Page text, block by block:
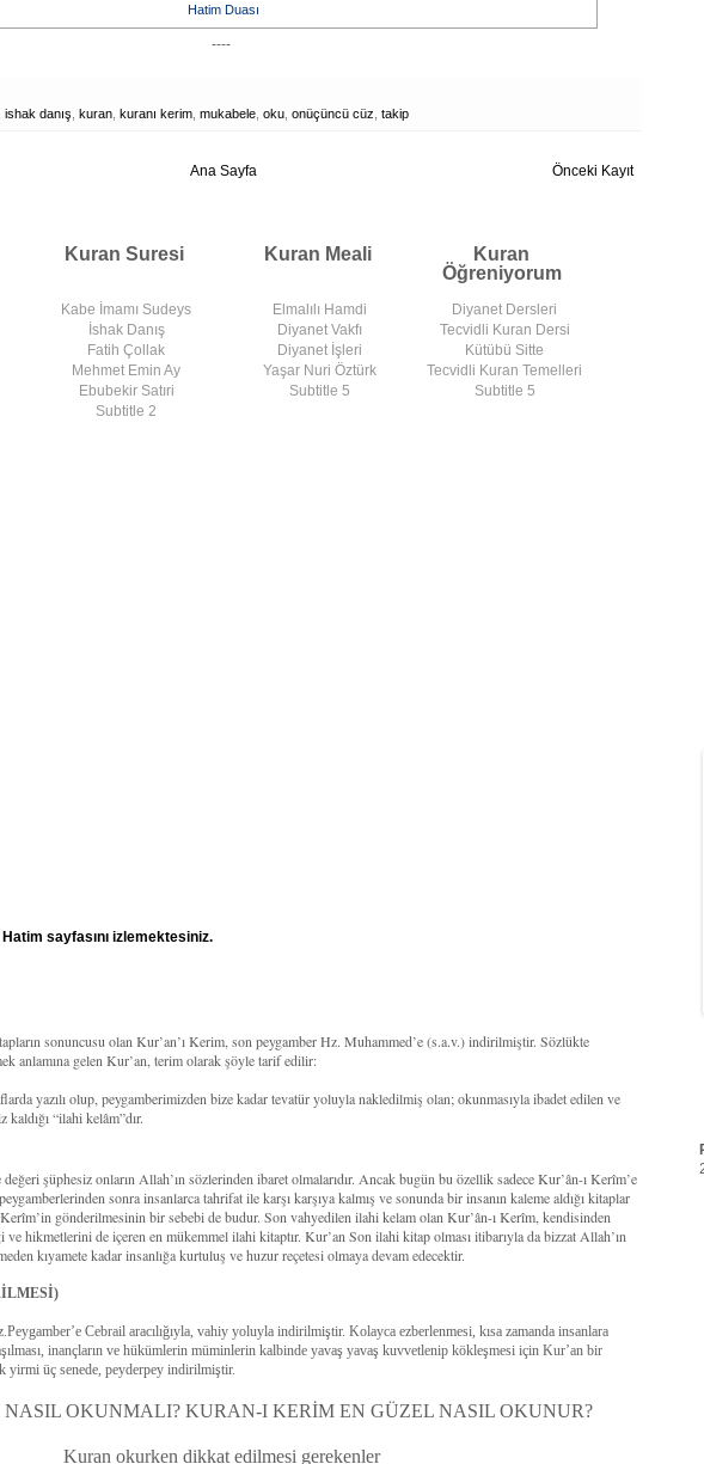
Hatim Duası
----
ishak danış kuran kuranı kerim mukabele oku onüçüncü cüz takip
Önceki Kayıt
Ana Sayfa
Kuran Suresi Kuran Meali
Kuran
Öğreniyorum
Kabe İmamı Sudeys
İshak Danış
Fatih Çollak
Mehmet Emin Ay
Ebubekir Satıri
Subtitle 2
Elmalılı Hamdi
Diyanet Vakfı
Diyanet İşleri
Yaşar Nuri Öztürk
Subtitle 5
Diyanet Dersleri
Tecvidli Kuran Dersi
Kütübü Sitte
Tecvidli Kuran Temelleri
Subtitle 5
sayfasını izlemektesiniz.
sonuncusu olan Kur’an’ı Kerim, son peygamber Hz. Muhammed’e (s.a.v.) indirilmiştir. Sözlükte
anlamına gelen Kur’an, terim olarak şöyle tarif edilir:
yazılı olup, peygamberimizden bize kadar tevatür yoluyla nakledilmiş olan; okunmasıyla ibadet edilen ve
kaldığı “ilahi kelâm”dır.
şüphesiz onların Allah’ın sözlerinden ibaret olmalarıdır. Ancak bugün bu özellik sadece Kur’ân-ı Kerîm’e
sonra insanlarca tahrifat ile karşı karşıya kalmış ve sonunda bir insanın kaleme aldığı kitaplar
gönderilmesinin bir sebebi de budur. Son vahyedilen ilahi kelam olan Kur’ân-ı Kerîm, kendisinden
hikmetlerini de içeren en mükemmel ilahi kitaptır. Kur’an Son ilahi kitap olması itibarıyla da bizzat Allah’ın
kıyamete kadar insanlığa kurtuluş ve huzur reçetesi olmaya devam edecektir.
Cebrail aracılığıyla, vahiy yoluyla indirilmiştir. Kolayca ezberlenmesi, kısa zamanda insanlara
inançların ve hükümlerin müminlerin kalbinde yavaş yavaş kuvvetlenip kökleşmesi için Kur’an bir
yirmi üç senede, peyderpey indirilmiştir.
OKUNMALI? KURAN-I KERİM EN GÜZEL NASIL OKUNUR?
Kuran okurken dikkat edilmesi gerekenler